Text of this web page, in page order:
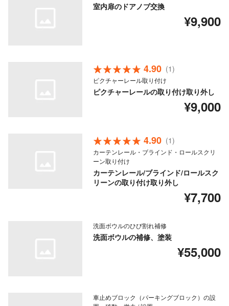
室内扉のドアノブ交換
¥9,900
4.90 (1)
ピクチャーレール取り付け
ピクチャーレールの取り付け取り外し
¥9,000
4.90 (1)
カーテンレール・ブラインド・ロールスクリ
ーン取り付け
カーテンレール/ブラインド/ロールスク
リーンの取り付け取り外し
¥7,700
洗面ボウルのひび割れ補修
洗面ボウルの補修、塗装
¥55,000
車止めブロック（パーキングブロック）の設